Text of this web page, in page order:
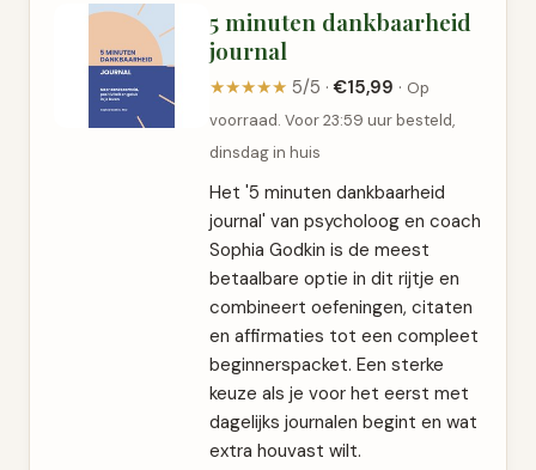
5 minuten dankbaarheid
journal
★★★★★ 5/5 ·€15,99 · Op
voorraad. Voor 23:59 uur besteld,
dinsdag in huis
Het '5 minuten dankbaarheid
journal' van psycholoog en coach
Sophia Godkin is de meest
betaalbare optie in dit rijtje en
combineert oefeningen, citaten
en affirmaties tot een compleet
beginnerspacket. Een sterke
keuze als je voor het eerst met
dagelijks journalen begint en wat
extra houvast wilt.